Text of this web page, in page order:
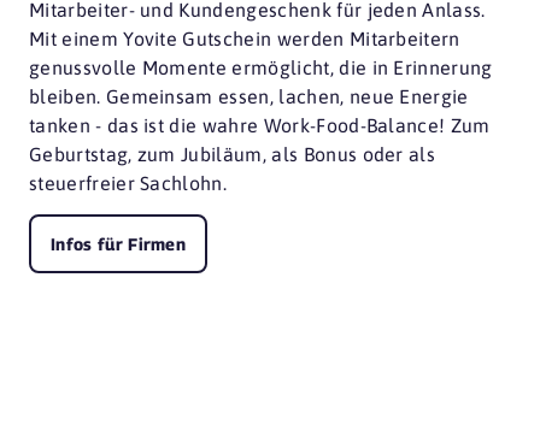
Mitarbeiter- und Kundengeschenk für jeden Anlass.
Mit einem Yovite Gutschein werden Mitarbeitern
genussvolle Momente ermöglicht, die in Erinnerung
bleiben. Gemeinsam essen, lachen, neue Energie
tanken - das ist die wahre Work-Food-Balance! Zum
Geburtstag, zum Jubiläum, als Bonus oder als
steuerfreier Sachlohn.
Infos für Firmen